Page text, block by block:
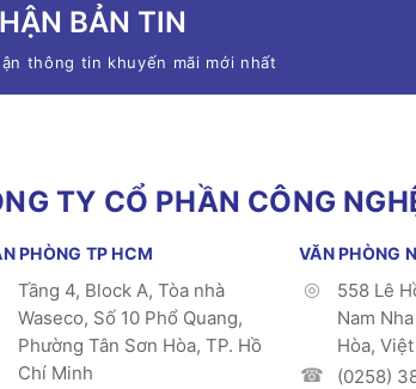
BẢN TIN
thông tin khuyến mãi mới nhất
TY CỔ PHẦN CÔNG
PHÒNG TP HCM
Tầng 4, Block A, Tòa nhà
Waseco, Số 10 Phổ Quang,
Phường Tân Sơn Hòa, TP. Hồ
Chí Minh
VĂN PHÒNG
558 Lê
Nam
Hòa,
(0258)